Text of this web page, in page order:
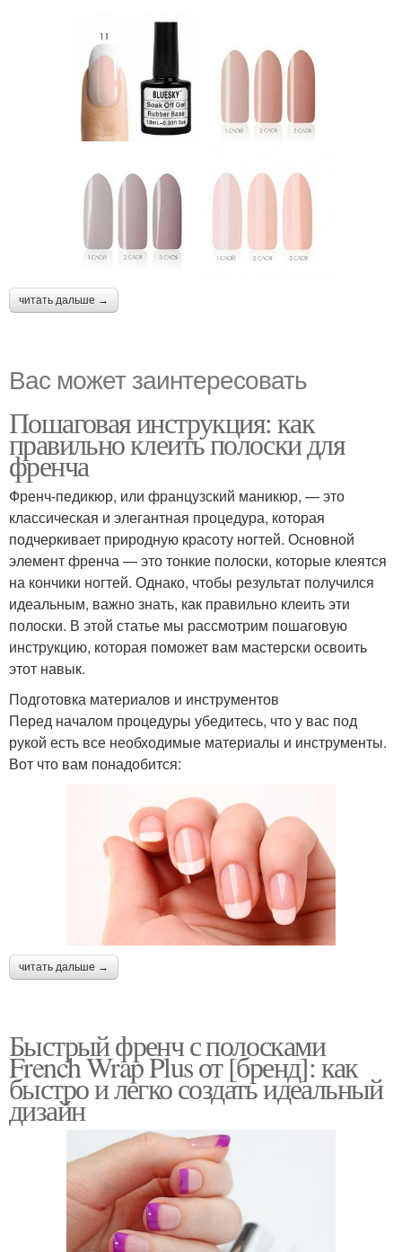
читать дальше →
Вас может заинтересовать
Пошаговая инструкция: как
правильно клеить полоски для
френча
Френч-педикюр, или французский маникюр, — это
классическая и элегантная процедура, которая
подчеркивает природную красоту ногтей. Основной
элемент френча — это тонкие полоски, которые клеятся
на кончики ногтей. Однако, чтобы результат получился
идеальным, важно знать, как правильно клеить эти
полоски. В этой статье мы рассмотрим пошаговую
инструкцию, которая поможет вам мастерски освоить
этот навык.
Подготовка материалов и инструментов
Перед началом процедуры убедитесь, что у вас под
рукой есть все необходимые материалы и инструменты.
Вот что вам понадобится:
читать дальше →
Быстрый френч с полосками
French Wrap Plus от [бренд]: как
быстро и легко создать идеальный
дизайн